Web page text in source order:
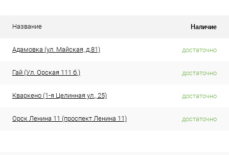
Название Наличие
Адамовка (ул. Майская, д.81) достаточно
Гай (Ул. Орская 111 б.) достаточно
Кваркено (1-я Целинная ул., 25) достаточно
Орск Ленина 11 (проспект Ленина 11) достаточно